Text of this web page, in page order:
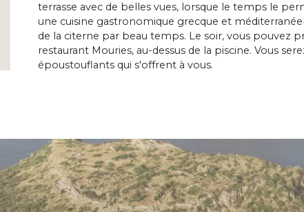
terrasse avec de belles vues, lorsque le temps le
une cuisine gastronomique grecque et
de la citerne par beau temps. Le soir, vous pouvez
restaurant Mouries, au-dessus de la piscine. Vous
époustouflants qui s'offrent à vous.